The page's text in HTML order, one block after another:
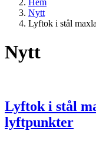
Hem
Nytt
Lyftok i stål
Nytt
Lyftok i stål
lyftpunkter